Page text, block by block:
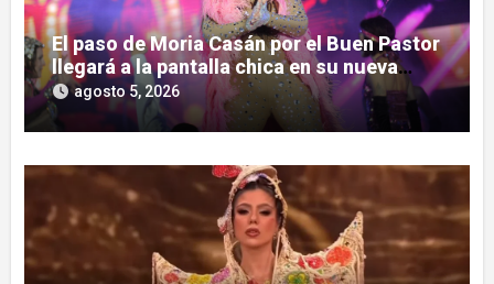
El paso de Moria Casán por el Buen Pastor
llegará a la pantalla chica en su nueva
serie documental
agosto 5, 2026